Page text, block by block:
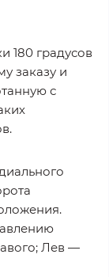
180 градусов
заказу и
с
Лев —